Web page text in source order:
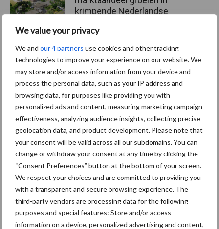
We value your privacy
We and our 4 partners use cookies and other tracking
technologies to improve your experience on our website. We
may store and/or access information from your device and
process the personal data, such as your IP address and
browsing data, for purposes like providing you with
personalized ads and content, measuring marketing campaign
effectiveness, analyzing audience insights, collecting precise
geolocation data, and product development. Please note that
your consent will be valid across all our subdomains. You can
change or withdraw your consent at any time by clicking the
“Consent Preferences” button at the bottom of your screen.
We respect your choices and are committed to providing you
with a transparent and secure browsing experience. The
third-party vendors are processing data for the following
purposes and special features: Store and/or access
information on a device, personalized advertising and content,
krimpende Nederlandse
Themapagina's
Diergezondheid Bemesting Fokkerij
Bedrijfsnieuws
Ligbox &
Voerhekken
Toon meer